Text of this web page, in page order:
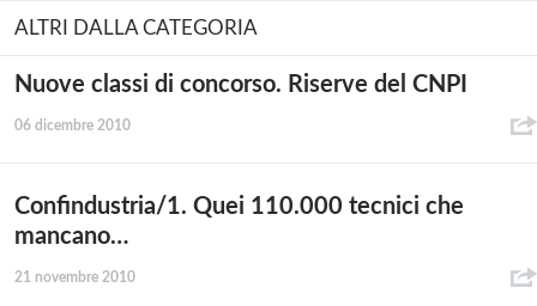
ALTRI DALLA CATEGORIA
Nuove classi di concorso. Riserve del CNPI
06 dicembre 2010
Confindustria/1. Quei 110.000 tecnici che
mancano…
21 novembre 2010